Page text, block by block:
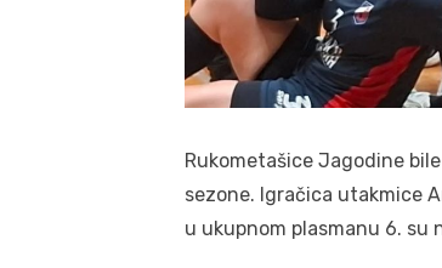
Rukometašice Jagodine
sezone. Igračica utakmice
u ukupnom plasmanu 6. su